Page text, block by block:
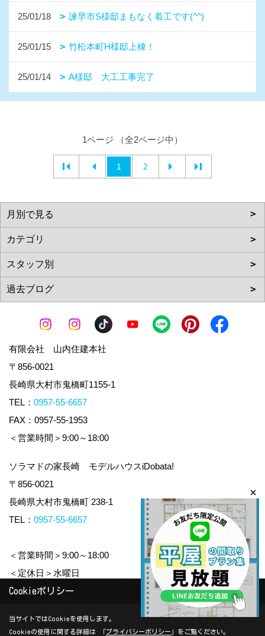
25/01/18 諫早市S様邸まもなく着工です(^^)
25/01/15 竹松本町H様邸上棟！
25/01/14 A様邸 大工工事完了
1ページ （全2ページ中）
1 2
有限会社 山内住建本社
〒856-0021
長崎県大村市鬼橋町1155-1
TEL： 0957-55-6657
FAX：0957-55-1953
＜営業時間＞9:00～18:00
ソラマドの家長崎 モデルハウスiDobata!
〒856-0021
長崎県大村市鬼橋町 238-1
TEL： 0957-55-6657
＜営業時間＞9:00～18:00
＜定休日＞水曜日
Copyright (c) yamauchi-jyuken. All Rights Reserved.
Produced byゴデスクリエイト
Cookieポリシー
当サイトではCookieを使用します。
Cookieの使用に関する詳細は 「プライバシーポリシー 」をご覧ください。